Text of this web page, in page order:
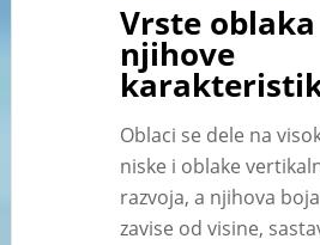
Vrste
njihove
Oblaci se dele na
niske i oblake
razvoja, a njihova
zavise od visine,